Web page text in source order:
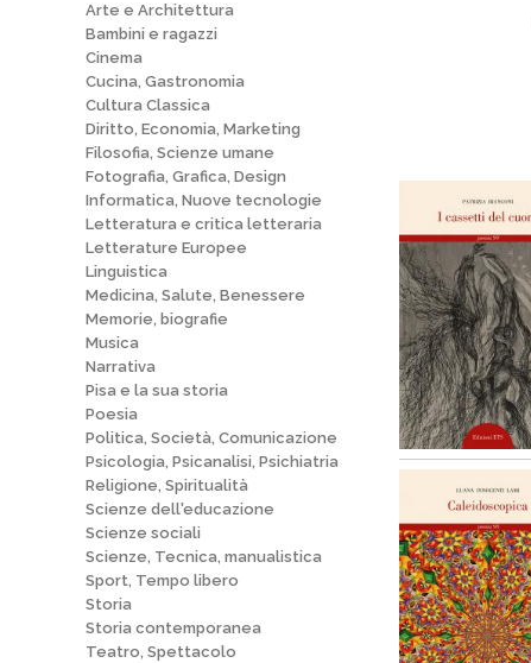
Arte e Architettura
Bambini e ragazzi
Cinema
Cucina, Gastronomia
Cultura Classica
Diritto, Economia, Marketing
Filosofia, Scienze umane
Fotografia, Grafica, Design
Informatica, Nuove tecnologie
Letteratura e critica letteraria
Letterature Europee
Linguistica
Medicina, Salute, Benessere
Memorie, biografie
Musica
Narrativa
Pisa e la sua storia
Poesia
Politica, Società, Comunicazione
Psicologia, Psicanalisi, Psichiatria
Religione, Spiritualità
Scienze dell'educazione
Scienze sociali
Scienze, Tecnica, manualistica
Sport, Tempo libero
Storia
Storia contemporanea
Teatro, Spettacolo